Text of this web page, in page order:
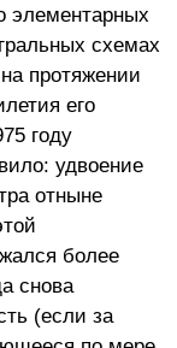
элементарных
схемах
протяжении
его
году
удвоение
отныне
более
снова
(если за